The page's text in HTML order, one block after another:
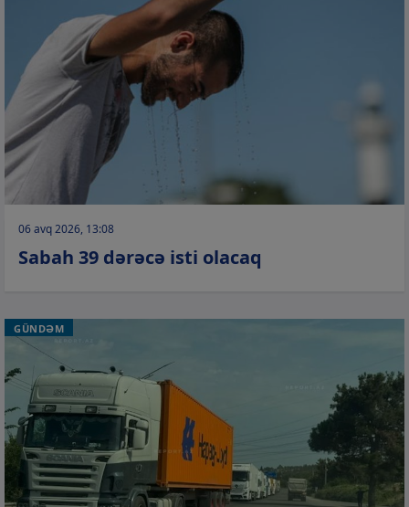
06 avq 2026, 13:08
Sabah 39 dərəcə isti olacaq
GÜNDƏM